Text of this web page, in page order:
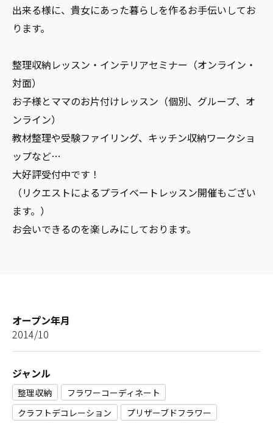
出来る様に、貴女にあった暮らしを作るお手伝いしてお
ります。
整理収納レッスン・インテリアセミナー（オンライン・
対面）
お子様とママのお片付けレッスン（個別、グループ、オ
ンライン）
教材整理や受験ファイリング、キッチン収納ワークショ
ップなど…
大好評受付中です！
（リクエストによるプライベートレッスン開催もござい
ます。）
お会いできるのを楽しみにしております。
オープン年月
2014/10
ジャンル
整理収納
フラワーコーディネート
クラフトデコレーション
プリザーブドフラワー